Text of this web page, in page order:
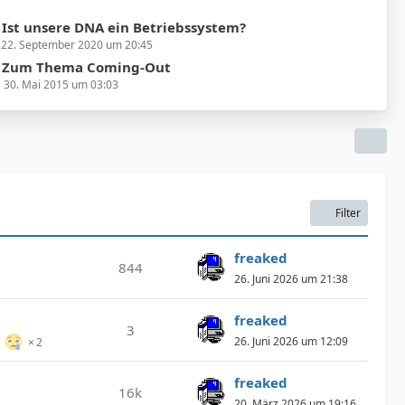
unsere DNA ein Betriebssystem?
22. September 2020 um 20:45
Thema Coming-Out
30. Mai 2015 um 03:03
Filter
844
freaked
26. Juni 2026 um 21:38
2
3
freaked
26. Juni 2026 um 12:09
16k
freaked